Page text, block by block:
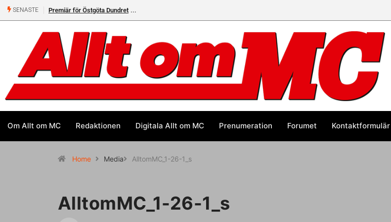
SENASTE Premiär för Östgöta Dundret
Om Allt om MC Redaktionen Digitala Allt om MC Prenumeration Forumet Kontaktformulär
Home Media AlltomMC_1-26-1_s
AlltomMC_1-26-1_s